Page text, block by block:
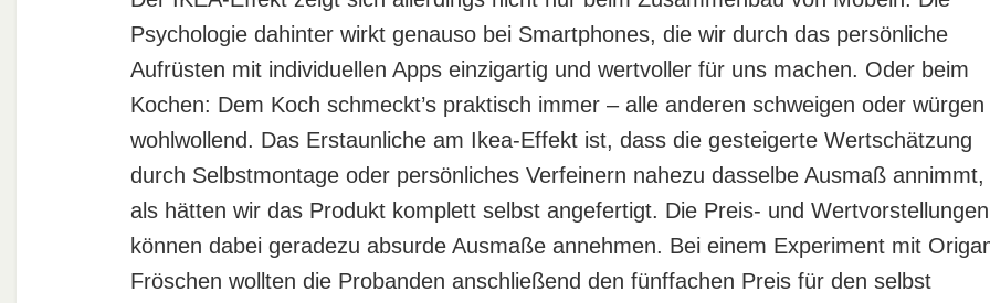
Psychologie dahinter wirkt genauso bei Smartphones, die wir durch das persönliche
Aufrüsten mit individuellen Apps einzigartig und wertvoller für uns machen. Oder beim
Kochen: Dem Koch schmeckt’s praktisch immer – alle anderen schweigen oder würgen
wohlwollend. Das Erstaunliche am Ikea-Effekt ist, dass die gesteigerte Wertschätzung
durch Selbstmontage oder persönliches Verfeinern nahezu dasselbe Ausmaß annimmt,
als hätten wir das Produkt komplett selbst angefertigt. Die Preis- und Wertvorstellungen
können dabei geradezu absurde Ausmaße annehmen. Bei einem Experiment mit
Fröschen wollten die Probanden anschließend den fünffachen Preis für den selbst